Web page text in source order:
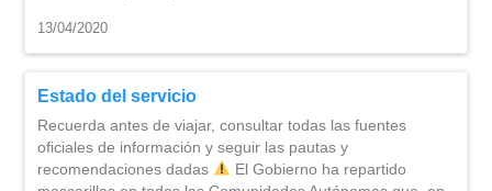
13/04/2020
Estado del servicio
Recuerda antes de viajar, consultar todas las fuentes
oficiales de información y seguir las pautas y
recomendaciones dadas
El Gobierno ha repartido